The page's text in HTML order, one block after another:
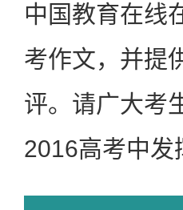
中国教育在线
考作文，并提
评。请广大考
2016高考中发